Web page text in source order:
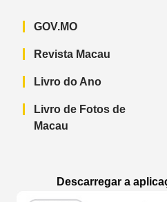
GOV.MO
Revista Macau
Livro do Ano
Livro de Fotos de
Macau
Descarregar a